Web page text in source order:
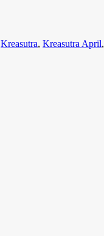
Kreasutra, Kreasutra April,